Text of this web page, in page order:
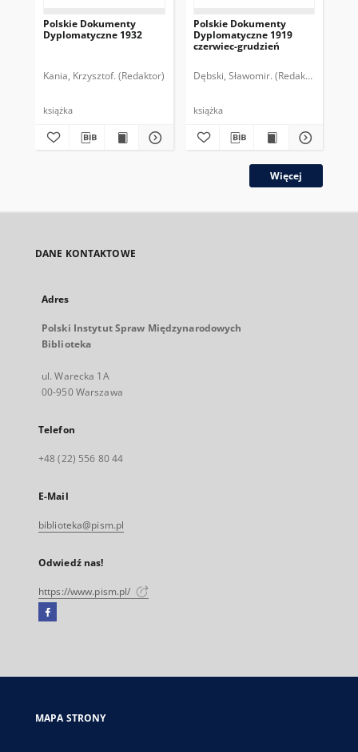
Polskie Dokumenty
Dyplomatyczne 1932
Kania, Krzysztof. (Redaktor)
książka
Polskie Dokumenty
Dyplomatyczne 1919
czerwiec-grudzień
Dębski, Sławomir. (Redaktor)
książka
Więcej
DANE KONTAKTOWE
Adres
Polski Instytut Spraw Międzynarodowych
Biblioteka
ul. Warecka 1A
00-950 Warszawa
Telefon
+48 (22) 556 80 44
E-Mail
biblioteka@pism.pl
Odwiedź nas!
https://www.pism.pl/
Facebook
się
karcie
MAPA STRONY